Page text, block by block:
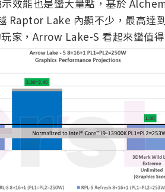
效能也是蠻大量點，基於
Raptor Lake 內顯不少，最高達
家，Arrow Lake-S 看起來蠻值得